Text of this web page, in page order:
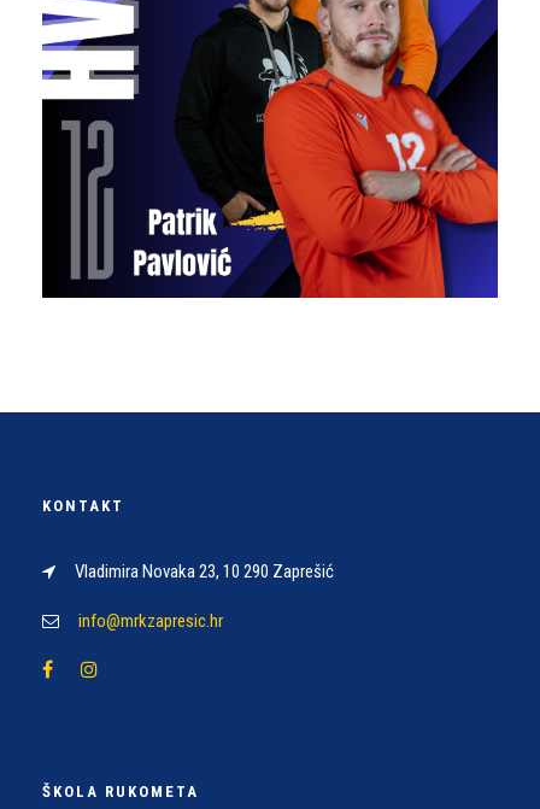
KONTAKT
Vladimira Novaka 23, 10 290 Zaprešić
info@mrkzapresic.hr
ŠKOLA RUKOMETA